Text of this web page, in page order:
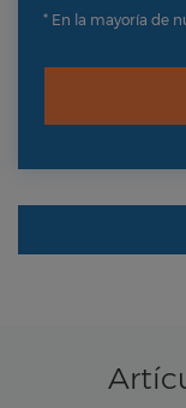
* En la mayoría de